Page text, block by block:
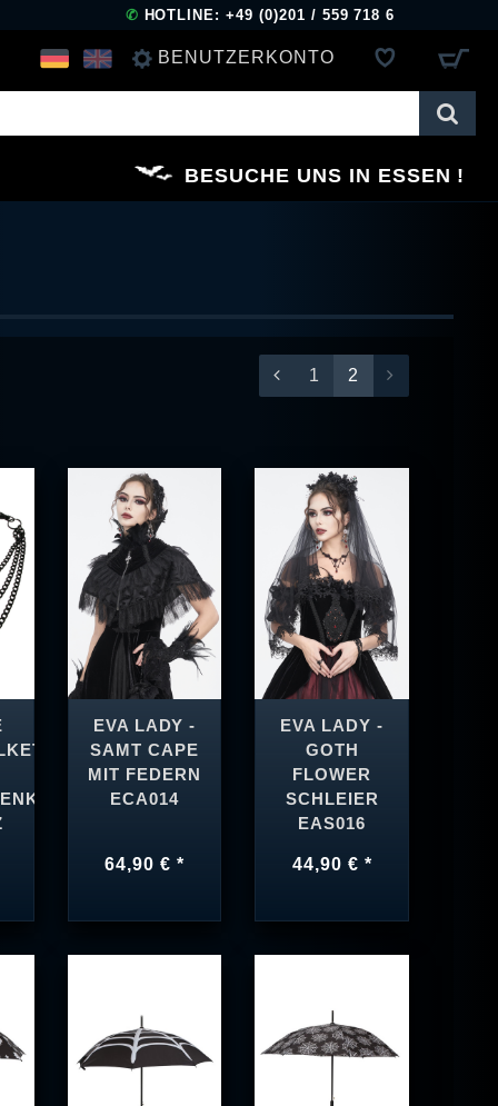
✆ HOTLINE: +49 (0)201 / 559 718 6
BENUTZERKONTO
REGISTRIEREN
BESUCHE UNS IN ESSEN
1 2
EVA LADY -
SAMT CAPE
MIT FEDERN
ECA014
64,90 € *
EVA LADY -
GOTH
FLOWER
SCHLEIER
EAS016
44,90 € *